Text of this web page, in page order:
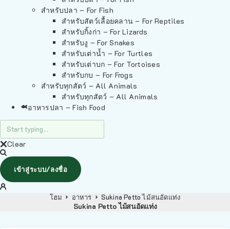
สำหรับปลา – For Fish
สำหรับสัตว์เลื้อยคลาน – For Reptiles
สำหรับกิ้งก่า – For Lizards
สำหรับงู – For Snakes
สำหรับเต่าน้ำ – For Turtles
สำหรับเต่าบก – For Tortoises
สำหรับกบ – For Frogs
สำหรับทุกสัตว์ – All Animals
สำหรับทุกสัตว์ – All Animals
อาหารปลา – Fish Food
Clear
เข้าสู่ระบบ/ลงชื่อ
โฮม อาหาร Sukina Petto ไม้สนอัดแท่ง
Sukina Petto ไม้สนอัดแท่ง